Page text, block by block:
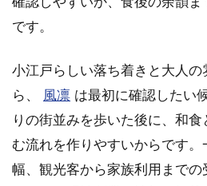
と会
話で
決め
る
1.3
観光
です。
小江戸らしい落ち着きと大人
ら、
風凛 は最初に確認したい
りの街並みを歩いた後に、和
む流れを作りやすいからです
幅、観光客から家族利用まで